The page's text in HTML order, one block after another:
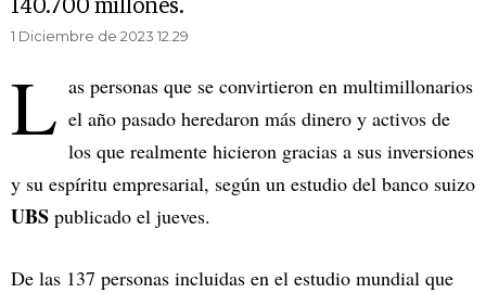
140.700 millones.
1 Diciembre de 2023 12.29
L as personas que se convirtieron en multimillonarios
el año pasado heredaron más dinero y activos de
los que realmente hicieron gracias a sus inversiones
y su espíritu empresarial, según un estudio del banco suizo
UBS publicado el jueves.
De las 137 personas incluidas en el estudio mundial que